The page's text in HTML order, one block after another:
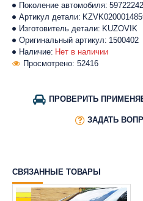
Наличие: Нет в наличии
Поколение автомобиля:
Артикул детали:
Изготовитель детали: KUZOVIK
Оригинальный артикул: 1500402
Просмотрено: 52416
ПРОВЕРИТЬ
ЗАДАТЬ
СВЯЗАННЫЕ ТОВАРЫ